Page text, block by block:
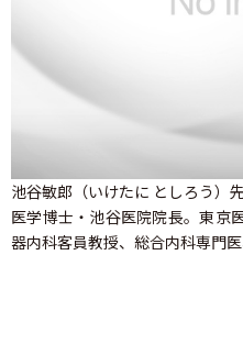
池谷敏郎（いけたに としろう）
医学博士・池谷医院院長。東京
器内科客員教授、総合内科専門医